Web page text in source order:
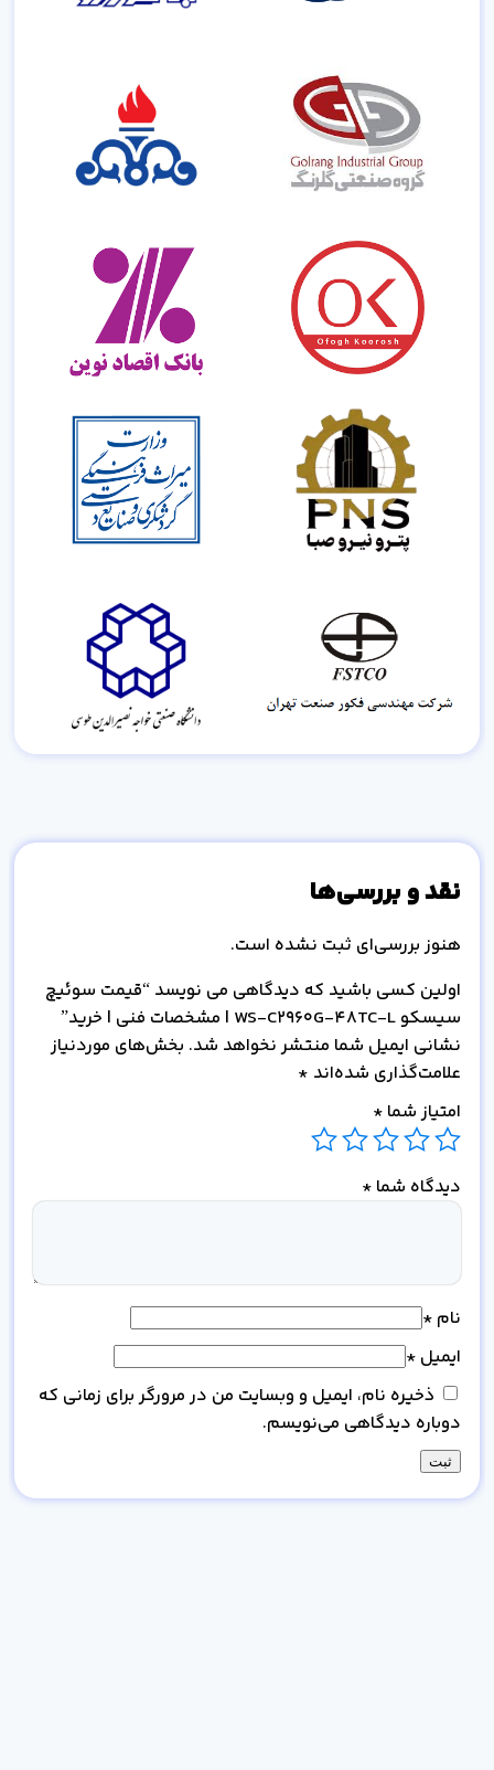
نقد و بررسی‌ها
هنوز بررسی‌ای ثبت نشده است.
اولین کسی باشید که دیدگاهی می نویسد “قیمت سوئیچ
سیسکو WS-C2960G-48TC-L | مشخصات فنی | خرید”
نشانی ایمیل شما منتشر نخواهد شد. بخش‌های موردنیاز
علامت‌گذاری شده‌اند *
امتیاز شما *
دیدگاه شما *
نام *
ایمیل *
ذخیره نام، ایمیل و وبسایت من در مرورگر برای زمانی که
دوباره دیدگاهی می‌نویسم.